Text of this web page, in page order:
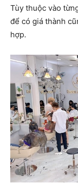
Tùy thuộc vào
để có giá thành
hợp.